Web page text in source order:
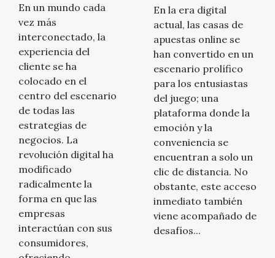
digital está
transformando
la fidelización
del consumidor
En un mundo cada
vez más
interconectado, la
experiencia del
cliente se ha
colocado en el
centro del escenario
de todas las
estrategias de
negocios. La
revolución digital ha
modificado
radicalmente la
forma en que las
empresas
interactúan con sus
consumidores,
actuales
En la era digital
actual, las casas de
apuestas online se
han convertido en un
escenario prolífico
para los entusiastas
del juego; una
plataforma donde la
emoción y la
conveniencia se
encuentran a solo un
clic de distancia. No
obstante, este acceso
inmediato también
viene acompañado de
desafíos...